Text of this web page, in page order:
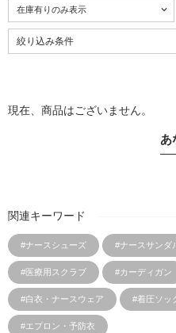
絞り込み条件
現在、商品はございません。
あ
関連キーワード
#ナースシューズ #ナースサンダ
#医療用スクラブ #カーディガン
#白衣・ナースウェア #着圧ソッ
#エプロン・予防衣